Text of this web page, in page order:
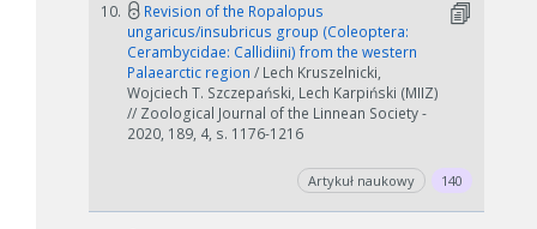
W zależności od ilości danych do przetworzenia generowanie pliku
może się wydłużyć.
Jeśli generowanie trwa zbyt długo można ograniczyć dane np.
zmniejszając zakres lat.
10.
Revision of the Ropalopus
ungaricus/insubricus group (Coleoptera:
Cerambycidae: Callidiini) from the western
Palaearctic region / Lech Kruszelnicki,
Wojciech T. Szczepański, Lech Karpiński (MIIZ)
// Zoological Journal of the Linnean Society -
2020, 189, 4, s. 1176-1216
Artykuł naukowy 140